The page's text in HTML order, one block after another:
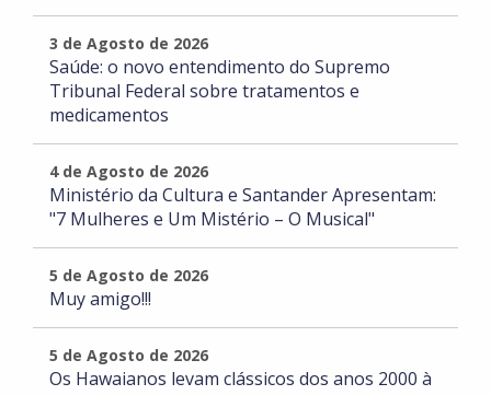
3 de Agosto de 2026
Saúde: o novo entendimento do Supremo
Tribunal Federal sobre tratamentos e
medicamentos
4 de Agosto de 2026
Ministério da Cultura e Santander Apresentam:
"7 Mulheres e Um Mistério – O Musical"
5 de Agosto de 2026
Muy amigo!!!
5 de Agosto de 2026
Os Hawaianos levam clássicos dos anos 2000 à